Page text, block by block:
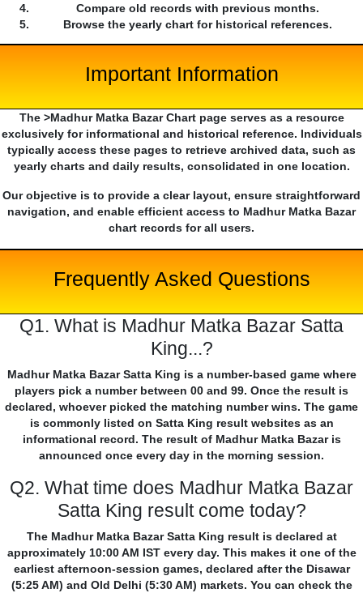
Compare old records with previous months.
Browse the yearly chart for historical references.
Important Information
The >Madhur Matka Bazar Chart page serves as a resource
exclusively for informational and historical reference. Individuals
typically access these pages to retrieve archived data, such as
yearly charts and daily results, consolidated in one location.
Our objective is to provide a clear layout, ensure straightforward
navigation, and enable efficient access to Madhur Matka Bazar
chart records for all users.
Frequently Asked Questions
Q1. What is Madhur Matka Bazar Satta
King...?
Madhur Matka Bazar Satta King is a number-based game where
players pick a number between 00 and 99. Once the result is
declared, whoever picked the matching number wins. The game
is commonly listed on Satta King result websites as an
informational record. The result of Madhur Matka Bazar is
announced once every day in the morning session.
Q2. What time does Madhur Matka Bazar
Satta King result come today?
The Madhur Matka Bazar Satta King result is declared at
approximately 10:00 AM IST every day. This makes it one of the
earliest afternoon-session games, declared after the Disawar
(5:25 AM) and Old Delhi (5:30 AM) markets. You can check the